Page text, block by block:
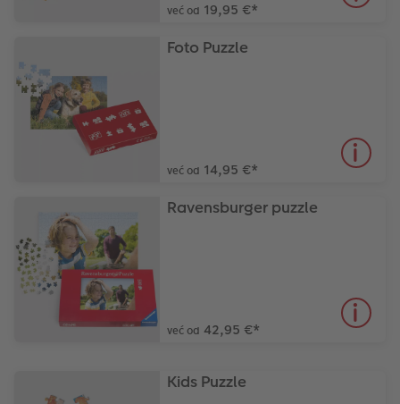
već od 19,95 €*
Foto Puzzle
već od 14,95 €*
Ravensburger puzzle
već od 42,95 €*
Kids Puzzle